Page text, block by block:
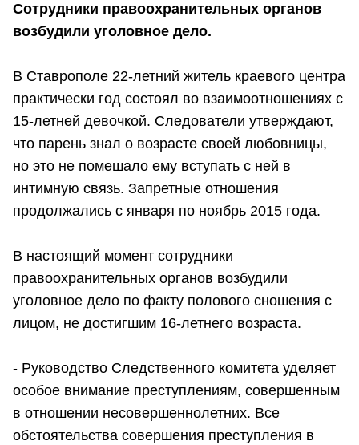
Сотрудники правоохранительных органов
возбудили уголовное дело.
В Ставрополе 22-летний житель краевого центра
практически год состоял во взаимоотношениях с
15-летней девочкой. Следователи утверждают,
что парень знал о возрасте своей любовницы,
но это не помешало ему вступать с ней в
интимную связь. Запретные отношения
продолжались с января по ноябрь 2015 года.
В настоящий момент сотрудники
правоохранительных органов возбудили
уголовное дело по факту полового сношения с
лицом, не достигшим 16-летнего возраста.
- Руководство Следственного комитета уделяет
особое внимание преступлениям, совершенным
в отношении несовершеннолетних. Все
обстоятельства совершения преступления в